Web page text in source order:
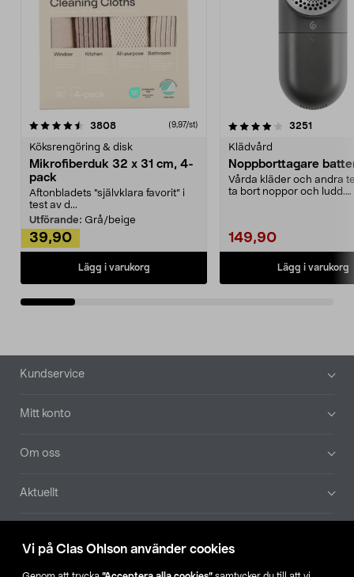
Vi på Clas Ohlson använder cookies
3808recensioner (9,97/st)
Köksrengöring & disk
Mikrofiberduk 32 x 31 cm, 4-
pack
Aftonbladets "självklara favorit” i
test av d...
Utförande: Grå/beige
39,90
Lägg i varukorg
4.0av 5 stjärnor 3251
Klädvård
Noppborttagare
Vårda kläder och andra
ta bort noppor och ludd.
149,90
Lägg i varukorg
4.5av 5 stjärnor
Sidfot
Kundservice
Mitt konto
Om oss
Aktuellt
Hitta butik